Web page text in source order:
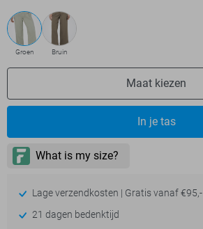
Groen Bruin
Maat kiezen
In je tas
Lage verzendkosten | Gratis vanaf €95,-
21 dagen bedenktijd